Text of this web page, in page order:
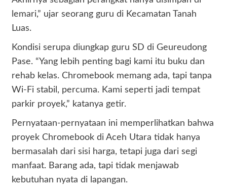
lemari,” ujar seorang guru di Kecamatan Tanah
Luas.
Kondisi serupa diungkap guru SD di Geureudong
Pase. “Yang lebih penting bagi kami itu buku dan
rehab kelas. Chromebook memang ada, tapi tanpa
Wi-Fi stabil, percuma. Kami seperti jadi tempat
parkir proyek,” katanya getir.
Pernyataan-pernyataan ini memperlihatkan bahwa
proyek Chromebook di Aceh Utara tidak hanya
bermasalah dari sisi harga, tetapi juga dari segi
manfaat. Barang ada, tapi tidak menjawab
kebutuhan nyata di lapangan.